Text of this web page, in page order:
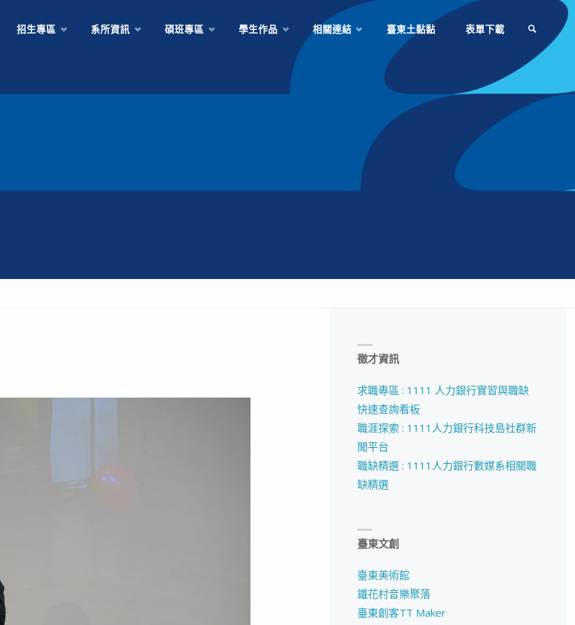
招生專區 系所資訊 碩班專區 學生作品 相關連結 臺東土黏黏 表單下載
徵才資訊
求職專區 : 1111 人力銀行實習與職缺
快速查詢看板
職涯探索 : 1111人力銀行科技島社群新
聞平台
職缺精選 : 1111人力銀行數媒系相關職
缺精選
臺東文創
臺東美術館
鐵花村音樂聚落
臺東創客TT Maker